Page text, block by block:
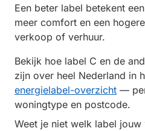
Een beter label betekent
meer comfort en een
verkoop of verhuur.
Bekijk hoe label C en de
zijn over heel Nederland in
energielabel-overzicht —
woningtype en postcode.
Weet je niet welk label jouw